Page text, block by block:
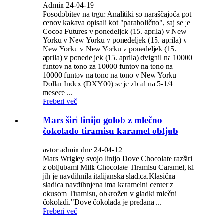
Admin 24-04-19
Posodobitev na trgu: Analitiki so naraščajoča pot
cenov kakava opisali kot "parabolično", saj se je
Cocoa Futures v ponedeljek (15. aprila) v New
Yorku v New Yorku v ponedeljek (15. aprila) v
New Yorku v New Yorku v ponedeljek (15.
aprila) v ponedeljek (15. aprila) dvignil na 10000
funtov na tono za 10000 funtov na tono na
10000 funtov na tono na tono v New Yorku
Dollar Index (DXY00) se je zbral na 5-1/4
mesece ...
Preberi več
Mars širi linijo golob z mlečno
čokolado tiramisu karamel obljub
avtor admin dne 24-04-12
Mars Wrigley svojo linijo Dove Chocolate razširi
z obljubami Milk Chocolate Tiramisu Caramel, ki
jih je navdihnila italijanska sladica.Klasična
sladica navdihnjena ima karamelni center z
okusom Tiramisu, obkrožen v gladki mlečni
čokoladi."Dove čokolada je predana ...
Preberi več